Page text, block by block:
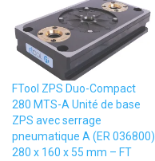
FTool ZPS Duo-Compact
280 MTS-A Unité de base
ZPS avec serrage
pneumatique A (ER 036800)
280 x 160 x 55 mm – FT